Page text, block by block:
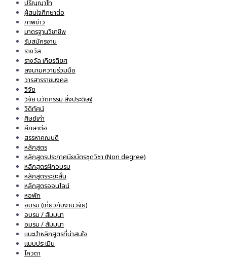
ปริญญาโท
ผู้สนใจศึกษาต่อ
ภาพข่าว
มาตรฐานวิชาชีพ
รับสมัครงาน
รางวัล
รางวัล เกียรติยศ
ลงนามความร่วมมือ
วารสารราชมงคล
วิจัย
วิจัย นวัตกรรม สิ่งประดิษฐ์
วีดิทัศน์
ศิษย์เก่า
ศึกษาต่อ
สรรหาคณบดี
หลักสูตร
หลักสูตรประกาศนียบัตรชุดวิชา (Non degree)
หลักสูตรฝึกอบรม
หลักสูตรระยะสั้น
หลักสูตรออนไลน์
หอพัก
อบรม (เกี่ยวกับงานวิจัย)
อบรม / สัมมนา
อมรม / สัมมนา
แนะนำหลักสูตรที่น่าสนใจ
แบบประเมิน
โควตา